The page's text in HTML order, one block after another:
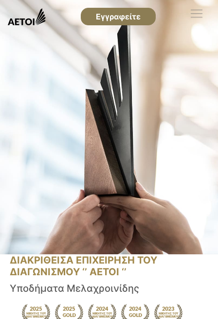
Εγγραφείτε
ΔΙΑΚΡΙΘΕΙΣΑ ΕΠΙΧΕΙΡΗΣΗ ΤΟΥ
ΔΙΑΓΩΝΙΣΜΟΥ ‘’ ΑΕΤΟΙ ‘’
Υποδήματα Μελαχροινίδης